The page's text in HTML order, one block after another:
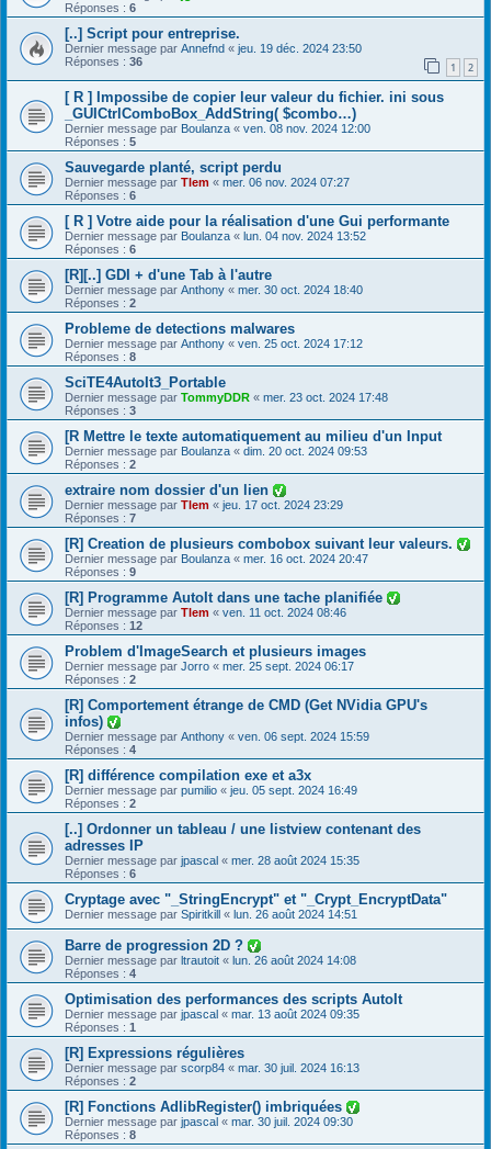
Réponses : 6
[..] Script pour entreprise.
Dernier message par Annefnd « jeu. 19 déc. 2024 23:50
Réponses : 36 1 2
[ R ] Impossibe de copier leur valeur du fichier. ini sous
_GUICtrlComboBox_AddString( $combo…)
Dernier message par Boulanza « ven. 08 nov. 2024 12:00
Réponses : 5
Sauvegarde planté, script perdu
Dernier message par Tlem « mer. 06 nov. 2024 07:27
Réponses : 6
[ R ] Votre aide pour la réalisation d'une Gui performante
Dernier message par Boulanza « lun. 04 nov. 2024 13:52
Réponses : 6
[R][..] GDI + d'une Tab à l'autre
Dernier message par Anthony « mer. 30 oct. 2024 18:40
Réponses : 2
Probleme de detections malwares
Dernier message par Anthony « ven. 25 oct. 2024 17:12
Réponses : 8
SciTE4AutoIt3_Portable
Dernier message par TommyDDR « mer. 23 oct. 2024 17:48
Réponses : 3
[R Mettre le texte automatiquement au milieu d'un Input
Dernier message par Boulanza « dim. 20 oct. 2024 09:53
Réponses : 2
extraire nom dossier d'un lien
Dernier message par Tlem « jeu. 17 oct. 2024 23:29
Réponses : 7
[R] Creation de plusieurs combobox suivant leur valeurs.
Dernier message par Boulanza « mer. 16 oct. 2024 20:47
Réponses : 9
[R] Programme AutoIt dans une tache planifiée
Dernier message par Tlem « ven. 11 oct. 2024 08:46
Réponses : 12
Problem d'ImageSearch et plusieurs images
Dernier message par Jorro « mer. 25 sept. 2024 06:17
Réponses : 2
[R] Comportement étrange de CMD (Get NVidia GPU's
infos)
Dernier message par Anthony « ven. 06 sept. 2024 15:59
Réponses : 4
[R] différence compilation exe et a3x
Dernier message par pumilio « jeu. 05 sept. 2024 16:49
Réponses : 2
[..] Ordonner un tableau / une listview contenant des
adresses IP
Dernier message par jpascal « mer. 28 août 2024 15:35
Réponses : 6
Cryptage avec "_StringEncrypt" et "_Crypt_EncryptData"
Dernier message par Spiritkill « lun. 26 août 2024 14:51
Barre de progression 2D ?
Dernier message par ltrautoit « lun. 26 août 2024 14:08
Réponses : 4
Optimisation des performances des scripts AutoIt
Dernier message par jpascal « mar. 13 août 2024 09:35
Réponses : 1
[R] Expressions régulières
Dernier message par scorp84 « mar. 30 juil. 2024 16:13
Réponses : 2
[R] Fonctions AdlibRegister() imbriquées
Dernier message par jpascal « mar. 30 juil. 2024 09:30
Réponses : 8